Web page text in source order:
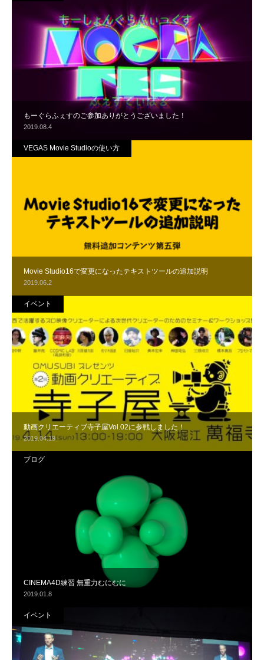
もーぐらふぇすのご参加ありがとうございました！
2019.08.4
Movie Studio16で変更になったテキストツールの追加説明
2019.06.2
VEGAS Movie Studioの使い方
動画クリエーティブ寺子屋Vol.02に参戦しました！
2019.04.19
イベント
CINEMA4D練習 無重力むにむに
2019.01.8
ブログ
イベント